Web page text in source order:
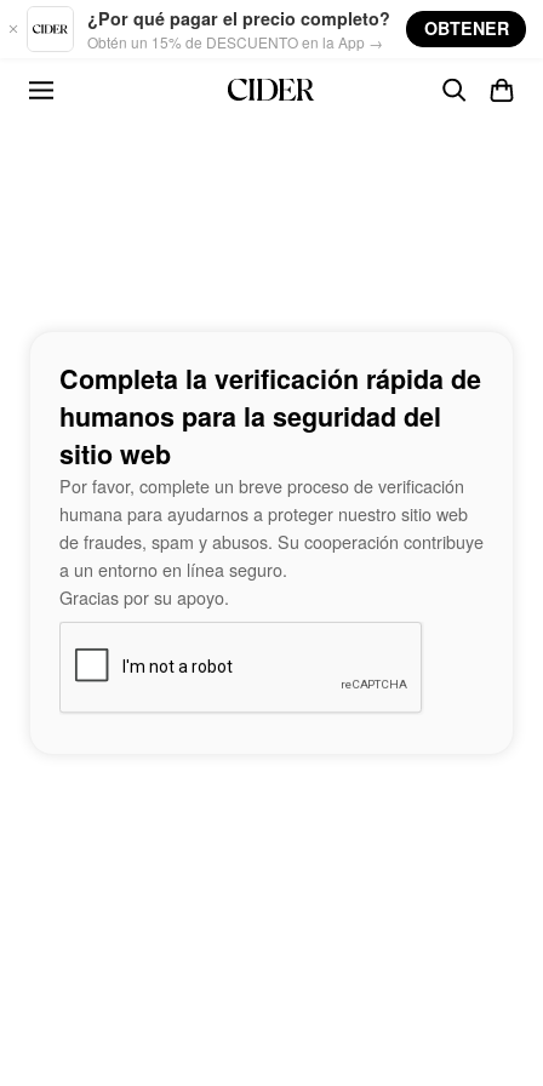
Skip to main content
¿Por qué pagar el precio completo?
Obtén un 15% de DESCUENTO en la App →
OBTENER
Completa la verificación rápida de
humanos para la seguridad del
sitio web
Por favor, complete un breve proceso de verificación
humana para ayudarnos a proteger nuestro sitio web
de fraudes, spam y abusos. Su cooperación contribuye
a un entorno en línea seguro.
Gracias por su apoyo.